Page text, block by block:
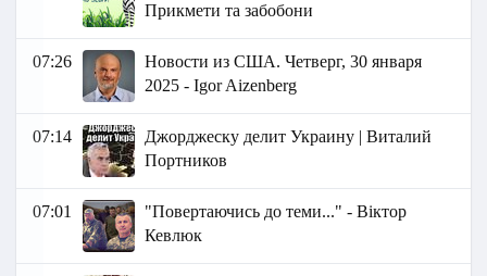
Прикмети та забобони
07:26
Новости из США. Четверг, 30 января
2025 - Igor Aizenberg
07:14
Джорджеску делит Украину | Виталий
Портников
07:01
"Повертаючись до теми..." - Віктор
Кевлюк